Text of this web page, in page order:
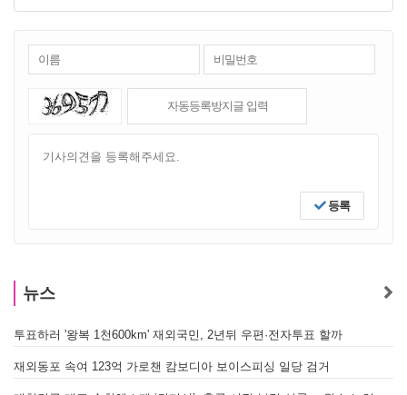
등록
뉴스
투표하러 '왕복 1천600km' 재외국민, 2년뒤 우편·전자투표 할까
재외동포 속여 123억 가로챈 캄보디아 보이스피싱 일당 검거